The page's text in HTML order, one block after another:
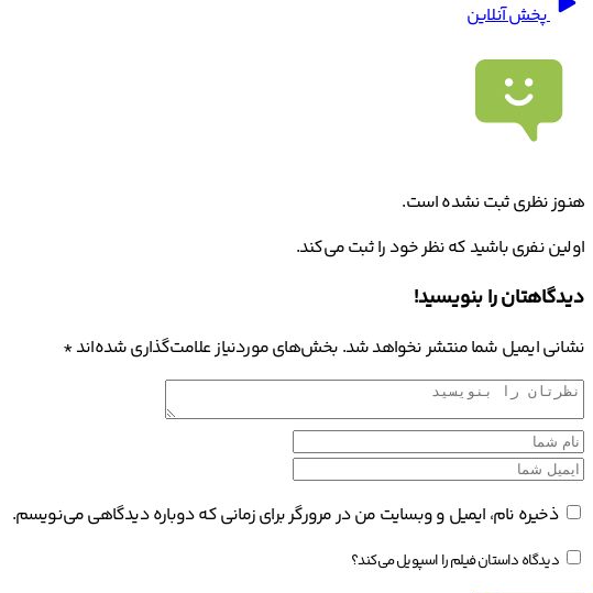
پخش آنلاین
هنوز نظری ثبت نشده است.
اولین نفری باشید که نظر خود را ثبت می‌کند.
دیدگاهتان را بنویسید!
نشانی ایمیل شما منتشر نخواهد شد. بخش‌های موردنیاز علامت‌گذاری شده‌اند*
ذخیره نام، ایمیل و وبسایت من در مرورگر برای زمانی که دوباره دیدگاهی می‌نویسم.
دیدگاه داستان فیلم را اسپویل می‌کند؟